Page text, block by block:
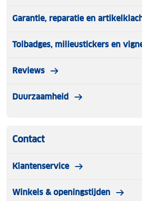
Garantie, reparatie en
Tolbadges, milieustickers en
Reviews
Duurzaamheid
Contact
Klantenservice
Winkels & openingstijden